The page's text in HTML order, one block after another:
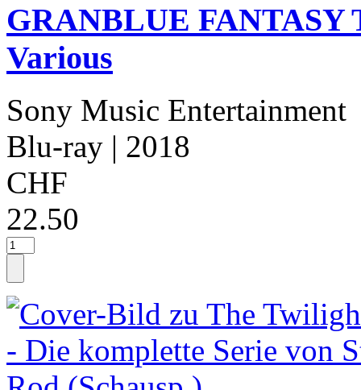
GRANBLUE FANTASY
Various
Sony Music Entertainment
Blu-ray | 2018
CHF
22.50